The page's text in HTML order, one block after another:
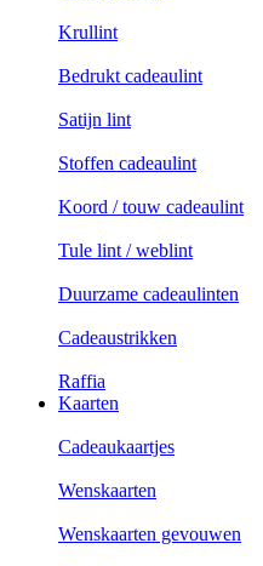
Krullint
Bedrukt cadeaulint
Satijn lint
Stoffen cadeaulint
Koord / touw cadeaulint
Tule lint / weblint
Duurzame cadeaulinten
Cadeaustrikken
Raffia
Kaarten
Cadeaukaartjes
Wenskaarten
Wenskaarten gevouwen